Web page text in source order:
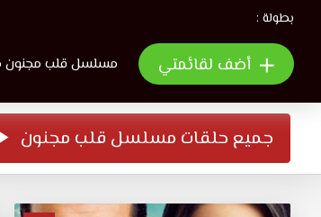
بطولة :
أضف لقائمتي مسلسل قلب مجنون
جميع حلقات مسلسل قلب مجنون